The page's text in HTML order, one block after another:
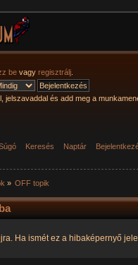
be vagy regisztrálj
jelszavaddal és add meg a
Keresés Naptár
» OFF topik
Ha ismét ez a hibaképernyő